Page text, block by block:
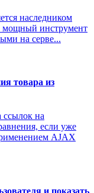
наследником
мощный инструмент
на серве...
товара из
ссылок на
если уже
AJAX